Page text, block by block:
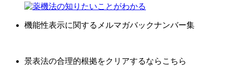
機能性表示に関するメルマガバックナンバー集
景表法の合理的根拠をクリアするならこちら